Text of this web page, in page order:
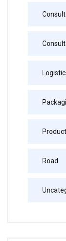
Consult
Product
Road